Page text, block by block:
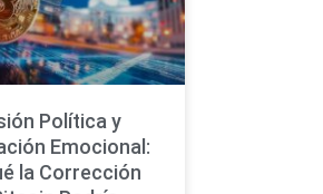
Política y
Emocional:
la Corrección